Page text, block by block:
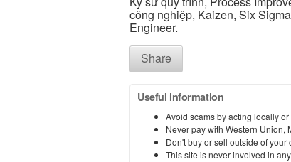
công nghiệp, Kaizen, Six
Engineer.
Share
Useful information
Avoid scams by acting locally
Never pay with Western Union,
Don't buy or sell outside of
This site is never involved in